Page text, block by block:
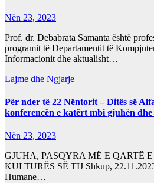
Nën 23, 2023
Prof. dr. Debabrata Samanta është
programit të Departamentit të
Informacionit dhe aktualisht…
Lajme dhe Ngjarje
Për nder të 22 Nëntorit – Ditës së
konferencën e katërt mbi gjuhën
Nën 23, 2023
GJUHA, PASQYRA MË E QARTË
KULTURËS SË TIJ Shkup,
Humane…